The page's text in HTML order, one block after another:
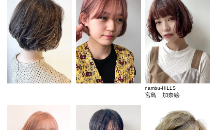
nambu-HILLS
宮島 加奈絵